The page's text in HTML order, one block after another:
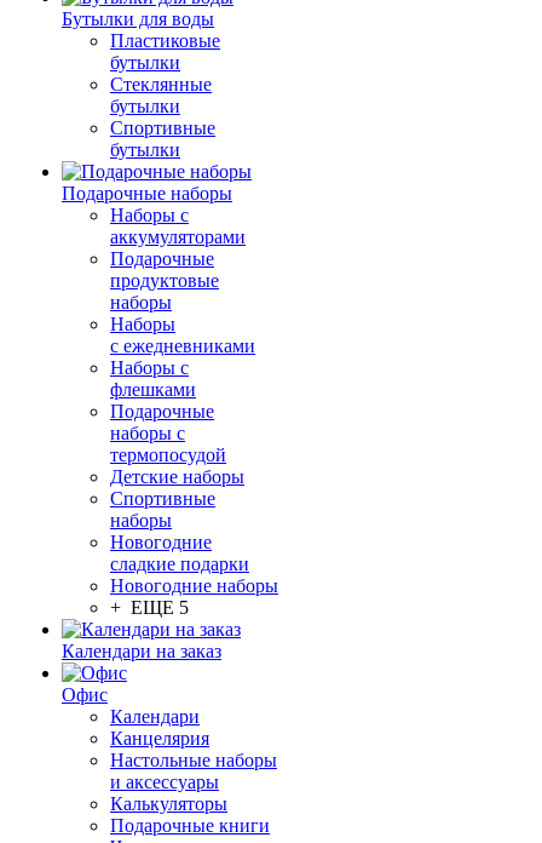
Бутылки для воды
Пластиковые
бутылки
Стеклянные
бутылки
Спортивные
бутылки
Подарочные наборы
Наборы с
аккумуляторами
Подарочные
продуктовые
наборы
Наборы
с ежедневниками
Наборы с
флешками
Подарочные
наборы с
термопосудой
Детские наборы
Спортивные
наборы
Новогодние
сладкие подарки
Новогодние наборы
+ ЕЩЕ 5
Календари на заказ
Офис
Календари
Канцелярия
Настольные наборы
и аксессуары
Калькуляторы
Подарочные книги